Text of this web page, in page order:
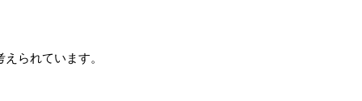
られています。